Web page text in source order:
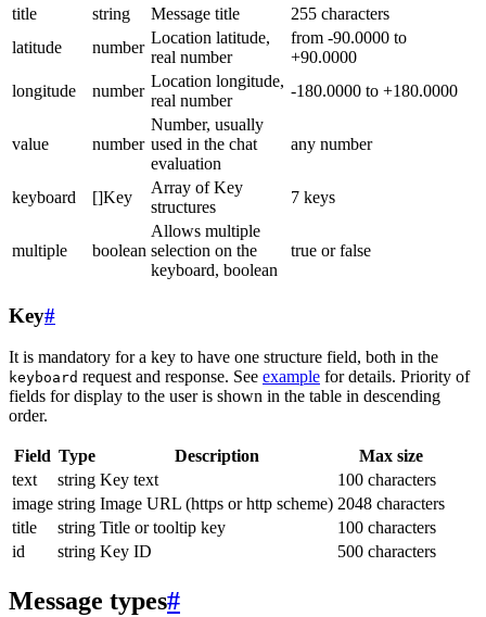
title
string Message title
255 characters
latitude
number
Location latitude,
real number
from -90.0000 to
+90.0000
longitude
number
Location longitude,
real number
-180.0000 to +180.0000
value number
Number, usually
used in the chat
evaluation
any number
keyboard []Key
Array of Key
structures
7 keys
multiple boolean
Allows multiple
selection on the
keyboard, boolean
true or false
Key#
It is mandatory for a key to have one structure field, both in the
keyboard request and response. See example for details. Priority of
fields for display to the user is shown in the table in descending
order.
Field Type Description
Max size
text
string Key text
100 characters
image string Image URL (https or http scheme) 2048 characters
title
string Title or tooltip key
100 characters
id
string Key ID 500 characters
Message types#